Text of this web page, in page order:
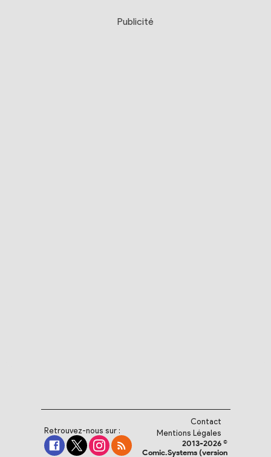
Publicité
Retrouvez-nous sur :
Contact
Mentions Légales
2013-2026 ©
Comic.Systems (version